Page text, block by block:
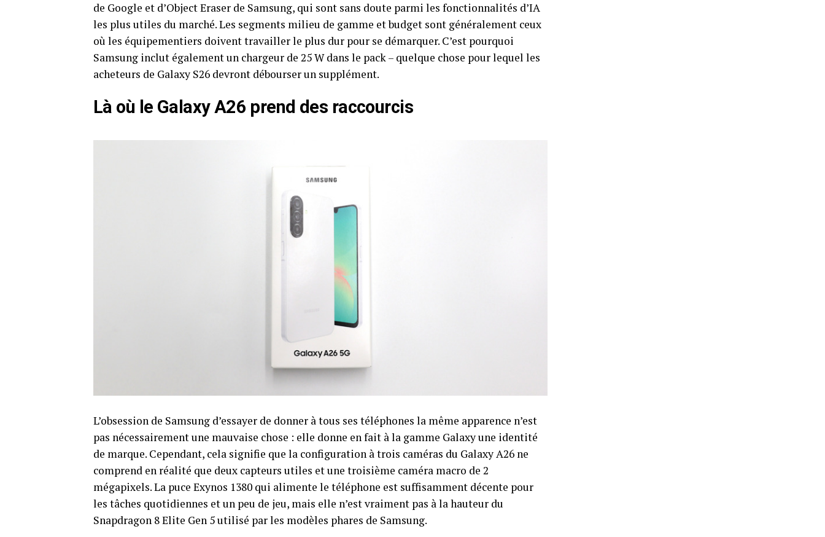
de Google et d’Object Eraser de Samsung, qui sont sans doute parmi les fonctionnalités d’IA
les plus utiles du marché. Les segments milieu de gamme et budget sont généralement ceux
où les équipementiers doivent travailler le plus dur pour se démarquer. C’est pourquoi
Samsung inclut également un chargeur de 25 W dans le pack – quelque chose pour lequel les
acheteurs de Galaxy S26 devront débourser un supplément.
Là où le Galaxy A26 prend des raccourcis
L’obsession de Samsung d’essayer de donner à tous ses téléphones la même apparence n’est
pas nécessairement une mauvaise chose : elle donne en fait à la gamme Galaxy une identité
de marque. Cependant, cela signifie que la configuration à trois caméras du Galaxy A26 ne
comprend en réalité que deux capteurs utiles et une troisième caméra macro de 2
mégapixels. La puce Exynos 1380 qui alimente le téléphone est suffisamment décente pour
les tâches quotidiennes et un peu de jeu, mais elle n’est vraiment pas à la hauteur du
Snapdragon 8 Elite Gen 5 utilisé par les modèles phares de Samsung.